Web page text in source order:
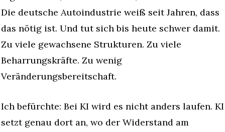
Die deutsche Autoindustrie weiß seit Jahren, dass
das nötig ist. Und tut sich bis heute schwer damit.
Zu viele gewachsene Strukturen. Zu viele
Beharrungskräfte. Zu wenig
Veränderungsbereitschaft.
Ich befürchte: Bei KI wird es nicht anders laufen. KI
setzt genau dort an, wo der Widerstand am